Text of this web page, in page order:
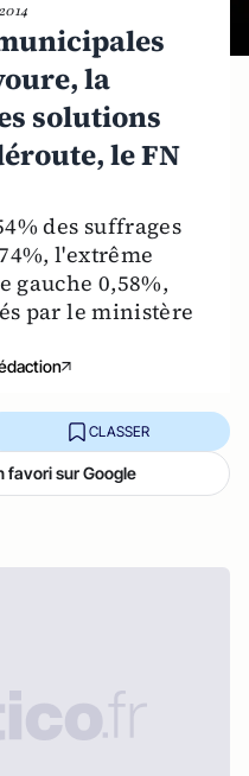
la
solutions
le FN
des suffrages
l'extrême
gauche 0,58%,
par le ministère
CLASSER
favori sur Google